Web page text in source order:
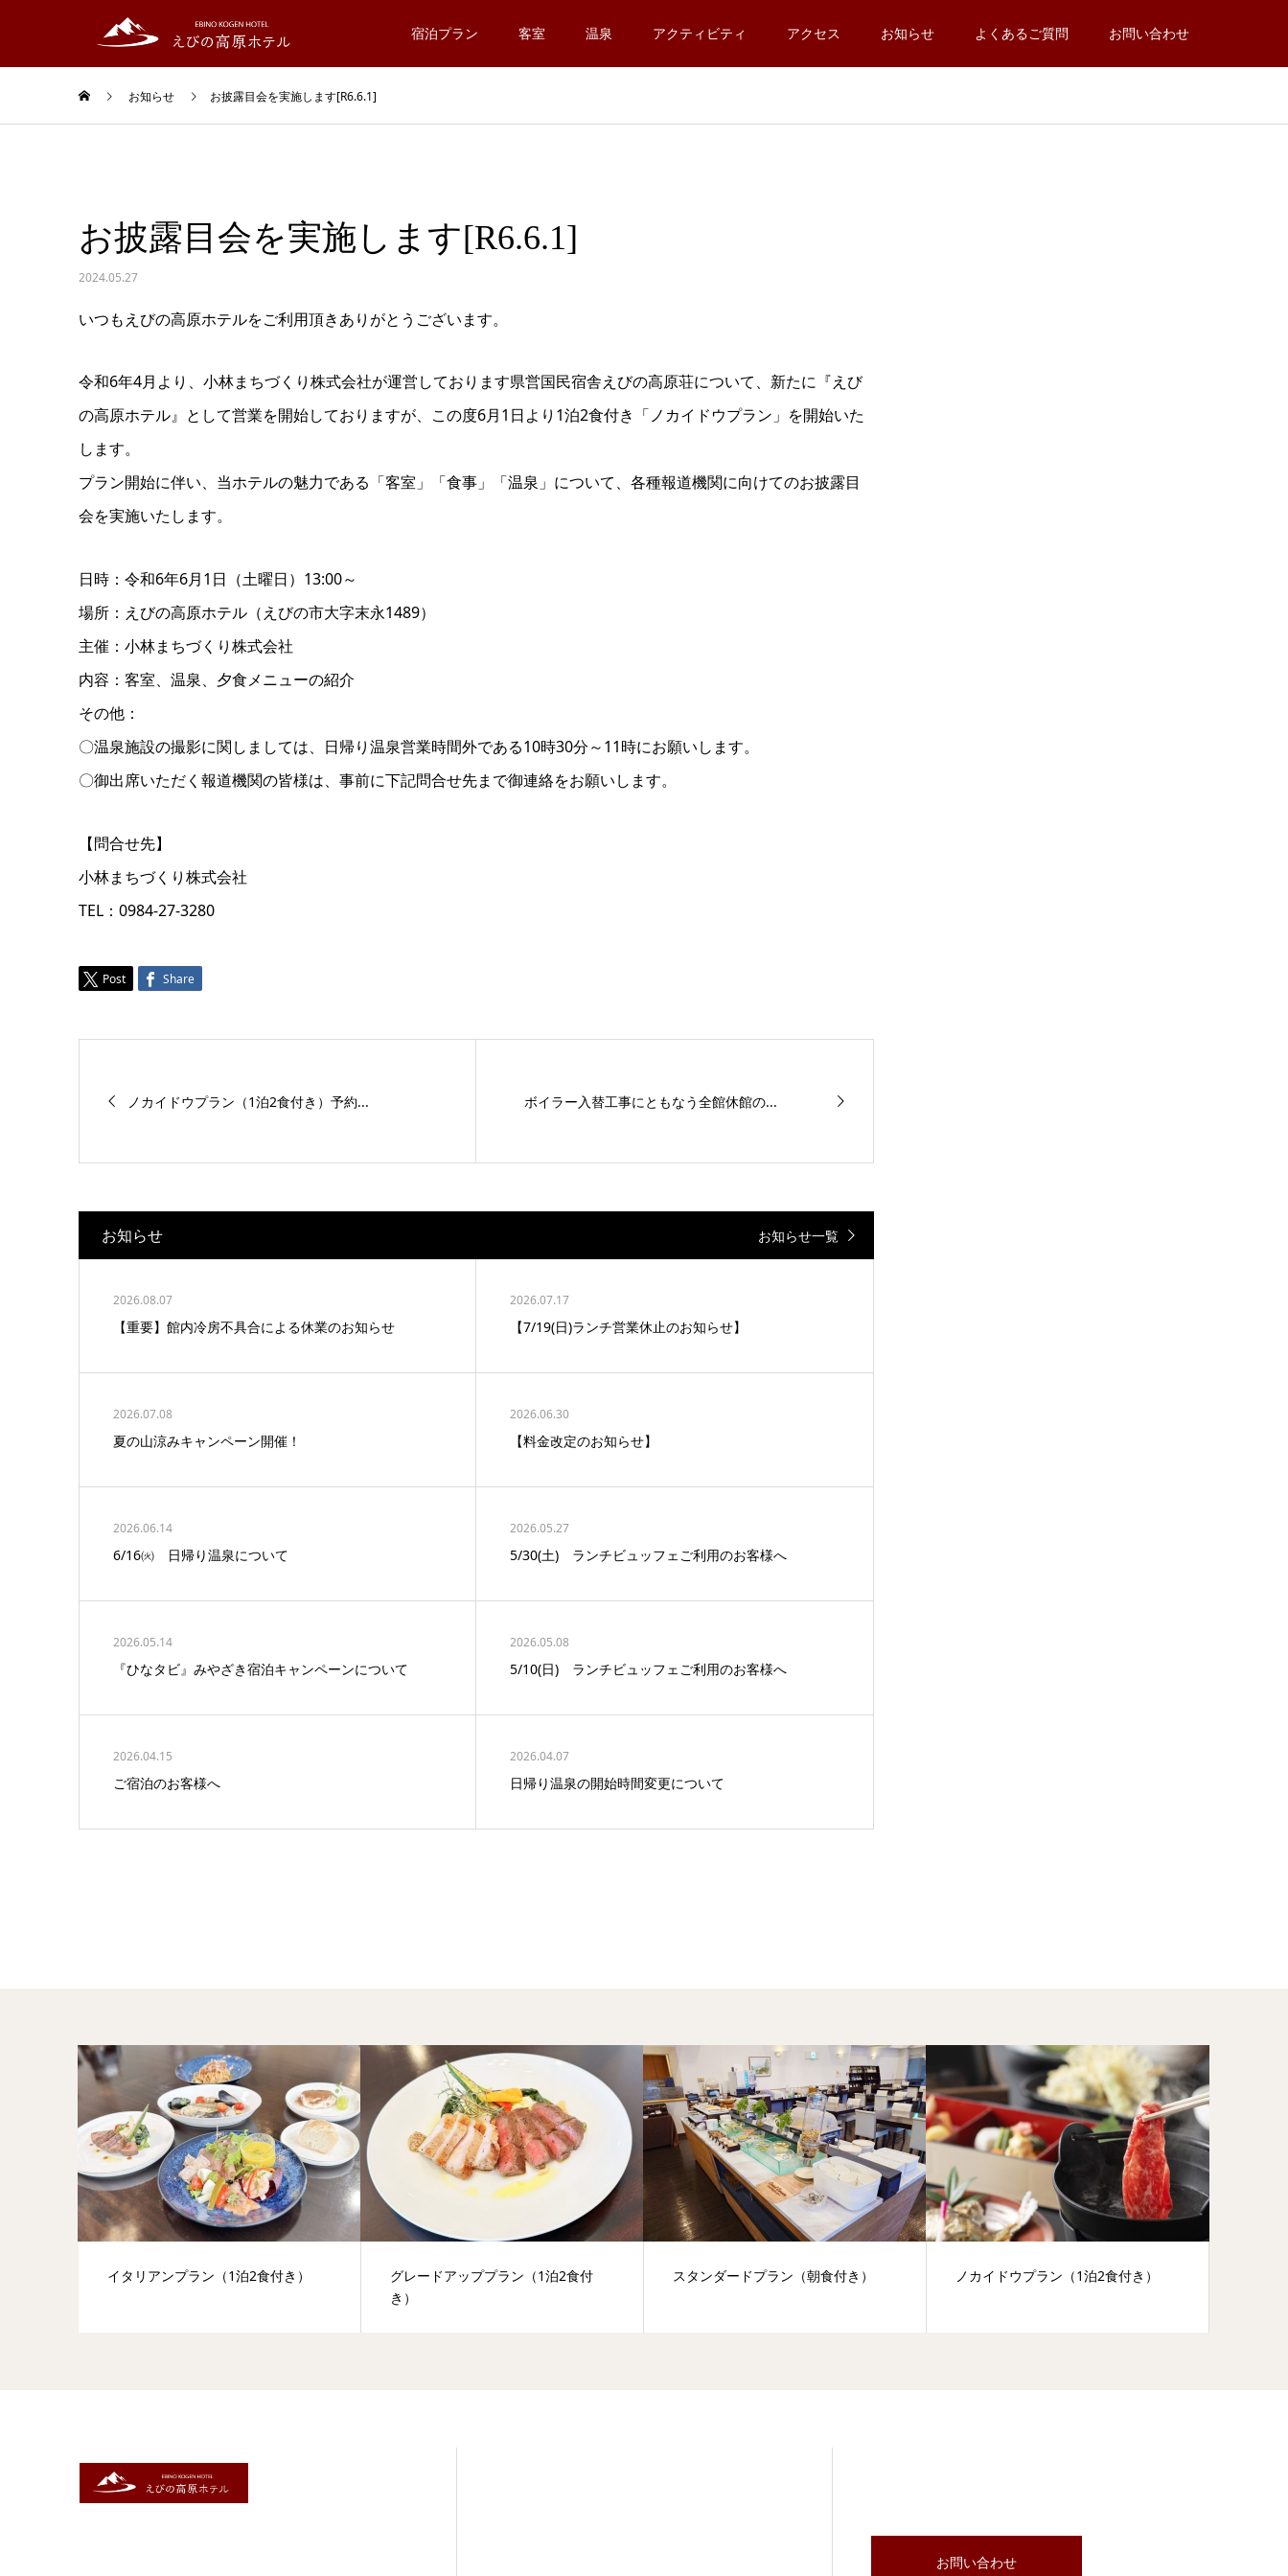
宿泊プラン 客室 温泉 アクティビティ アクセス お知らせ よくあるご質問 お問い合わせ
お知らせ お披露目会を実施します[R6.6.1]
お披露目会を実施します[R6.6.1]
2024.05.27
いつもえびの高原ホテルをご利用頂きありがとうございます。
令和6年4月より、小林まちづくり株式会社が運営しております県営国民宿舎えびの高原荘について、新たに『えび
の高原ホテル』として営業を開始しておりますが、この度6月1日より1泊2食付き「ノカイドウプラン」を開始いた
します。
プラン開始に伴い、当ホテルの魅力である「客室」「食事」「温泉」について、各種報道機関に向けてのお披露目
会を実施いたします。
日時：令和6年6月1日（土曜日）13:00～
場所：えびの高原ホテル（えびの市大字末永1489）
主催：小林まちづくり株式会社
内容：客室、温泉、夕食メニューの紹介
その他：
〇温泉施設の撮影に関しましては、日帰り温泉営業時間外である10時30分～11時にお願いします。
〇御出席いただく報道機関の皆様は、事前に下記問合せ先まで御連絡をお願いします。
【問合せ先】
小林まちづくり株式会社
TEL：0984-27-3280
Post Share
ノカイドウプラン（1泊2食付き）予約... ボイラー入替工事にともなう全館休館の...
お知らせ お知らせ一覧
2026.08.07
【重要】館内冷房不具合による休業のお知らせ
2026.07.17
【7/19(日)ランチ営業休止のお知らせ】
2026.07.08
夏の山涼みキャンペーン開催！
2026.06.30
【料金改定のお知らせ】
2026.06.14
6/16㈫ 日帰り温泉について
2026.05.27
5/30(土) ランチビュッフェご利用のお客様へ
2026.05.14
『ひなタビ』みやざき宿泊キャンペーンについて
2026.05.08
5/10(日) ランチビュッフェご利用のお客様へ
2026.04.15
ご宿泊のお客様へ
2026.04.07
日帰り温泉の開始時間変更について
イタリアンプラン（1泊2食付き）
グレードアッププラン（1泊2食付
き）
スタンダードプラン（朝食付き） ノカイドウプラン（1泊2食付き）
お問い合わせ